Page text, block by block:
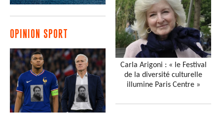
OPINION SPORT
Carla Arigoni : « le Festival
de la diversité culturelle
illumine Paris Centre »